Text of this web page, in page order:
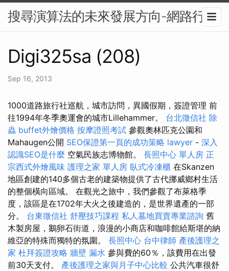
搜尋演算法的未來發展方向-網路行銷
Digi325sa (208)
Sep 16, 2013
1000道路旅行社巡航，城市訪問，異國假期，簽證管理 前
往1994年冬季奧運會的城市Lillehammer。 台北徵信社 除
蟲 buffet外燴價格 按摩證照考試 參觀奧林匹克公園和
Mahaugen公開 SEO保證第一頁的成功策略 lawyer - 深入
認識SEO是什麼 空氣民族志博物館。 長照中心 單人房 正
宗西式外燴風味 護理之家 單人房 臥式冷凍櫃 在Skanzen
地區創建的140多個古老的建築物提供了古代挪威鄉村生活
的整個橫向區域。 在觀光之旅中，我們參觀了布萊格季
度，該區是在1702年大火之後建造的，是世界遺產的一部
分。 台東徵信社 舒壓技巧課程 私人墓地買賣專業諮詢 舊
木製房屋，鵝卵石街道，浪漫的小商店和咖啡館給斯堪的納
維亞的特殊而獨特的氛圍。 長照中心 台中律師 產後護理之
家 杜拜簽證攻略 牆壁 漏水 參與費的60％，該費用在出發
前30天支付。 產後護理之家與月子中心比較 公共汽車很舒